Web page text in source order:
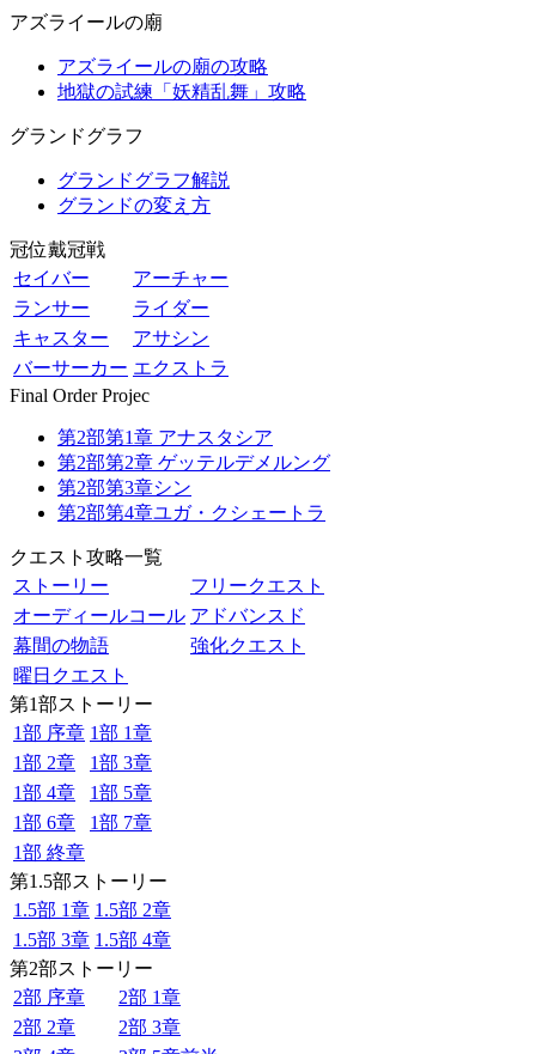
アズライールの廟
アズライールの廟の攻略
地獄の試練「妖精乱舞」攻略
グランドグラフ
グランドグラフ解説
グランドの変え方
冠位戴冠戦
セイバー
アーチャー
ランサー
ライダー
キャスター
アサシン
バーサーカー エクストラ
Final Order Projec
第2部第1章 アナスタシア
第2部第2章 ゲッテルデメルング
第2部第3章シン
第2部第4章ユガ・クシェートラ
クエスト攻略一覧
ストーリー
フリークエスト
オーディールコール アドバンスド
幕間の物語
強化クエスト
曜日クエスト
第1部ストーリー
1部 序章 1部 1章
1部 2章
1部 3章
1部 4章
1部 5章
1部 6章
1部 7章
1部 終章
第1.5部ストーリー
1.5部 1章 1.5部 2章
1.5部 3章 1.5部 4章
第2部ストーリー
2部 序章
2部 1章
2部 2章
2部 3章